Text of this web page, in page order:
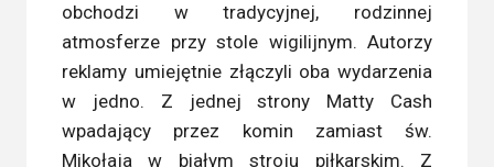
obchodzi w tradycyjnej, rodzinnej
atmosferze przy stole wigilijnym. Autorzy
reklamy umiejętnie złączyli oba wydarzenia
w jedno. Z jednej strony Matty Cash
wpadający przez komin zamiast św.
Mikołaja w białym stroju piłkarskim. Z